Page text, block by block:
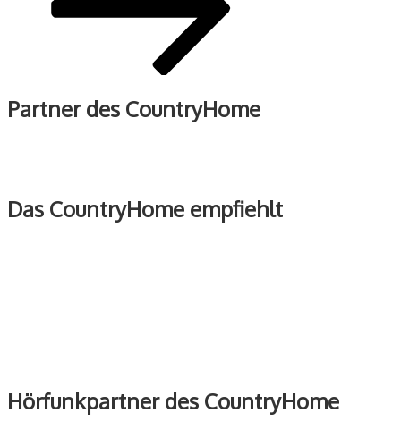
Partner des CountryHome
Das CountryHome empfiehlt
Hörfunkpartner des CountryHome